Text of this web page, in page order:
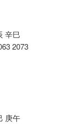
辛巳
2073
庚午